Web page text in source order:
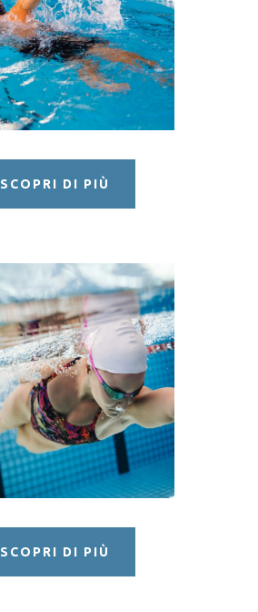
MASTER
SCOPRI DI PIÙ
NUOTO
LIBERO
SCOPRI DI PIÙ